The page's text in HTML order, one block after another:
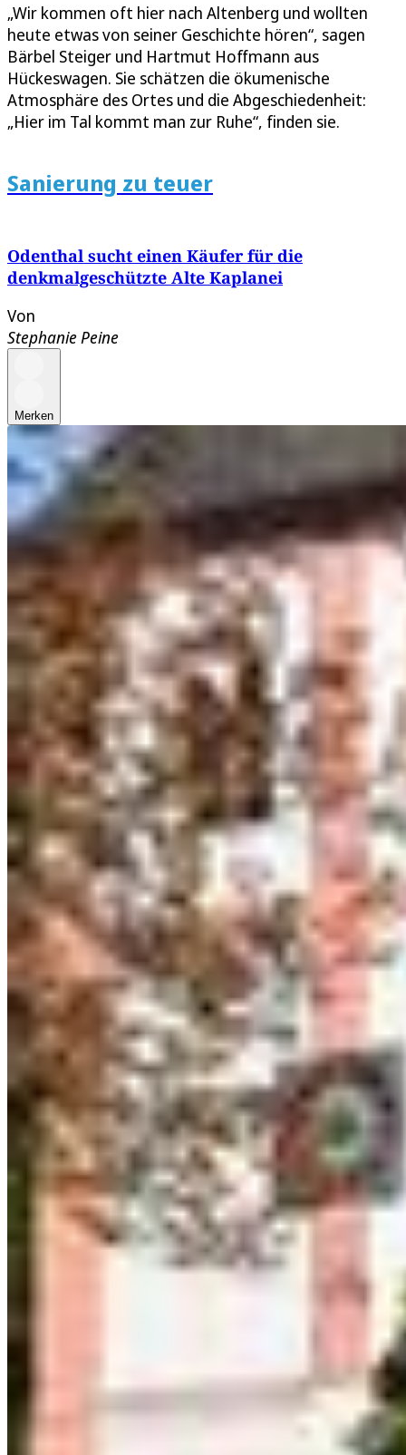
„Wir kommen oft hier nach Altenberg und wollten
heute etwas von seiner Geschichte hören“, sagen
Bärbel Steiger und Hartmut Hoffmann aus
Hückeswagen. Sie schätzen die ökumenische
Atmosphäre des Ortes und die Abgeschiedenheit:
„Hier im Tal kommt man zur Ruhe“, finden sie.
Sanierung zu teuer
Odenthal sucht einen Käufer für die
denkmalgeschützte Alte Kaplanei
Von
Stephanie Peine
Merken